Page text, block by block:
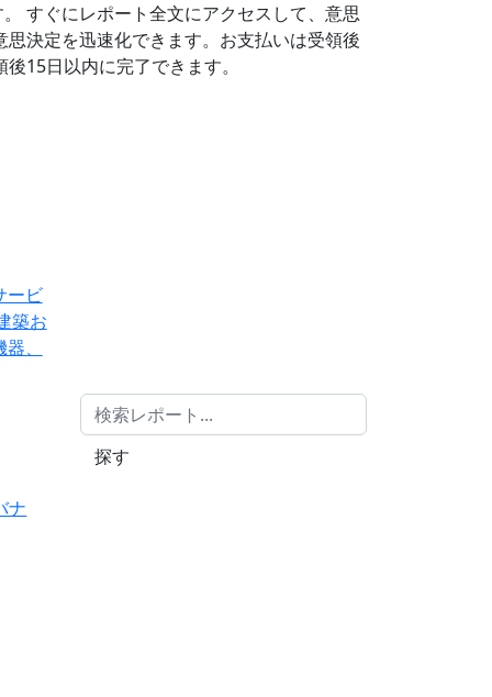
すぐにレポート全文にアクセスして、意思
決定を迅速化できます。お支払いは受領後
15日以内に完了できます。
ービ
築お
、
ナ
探す